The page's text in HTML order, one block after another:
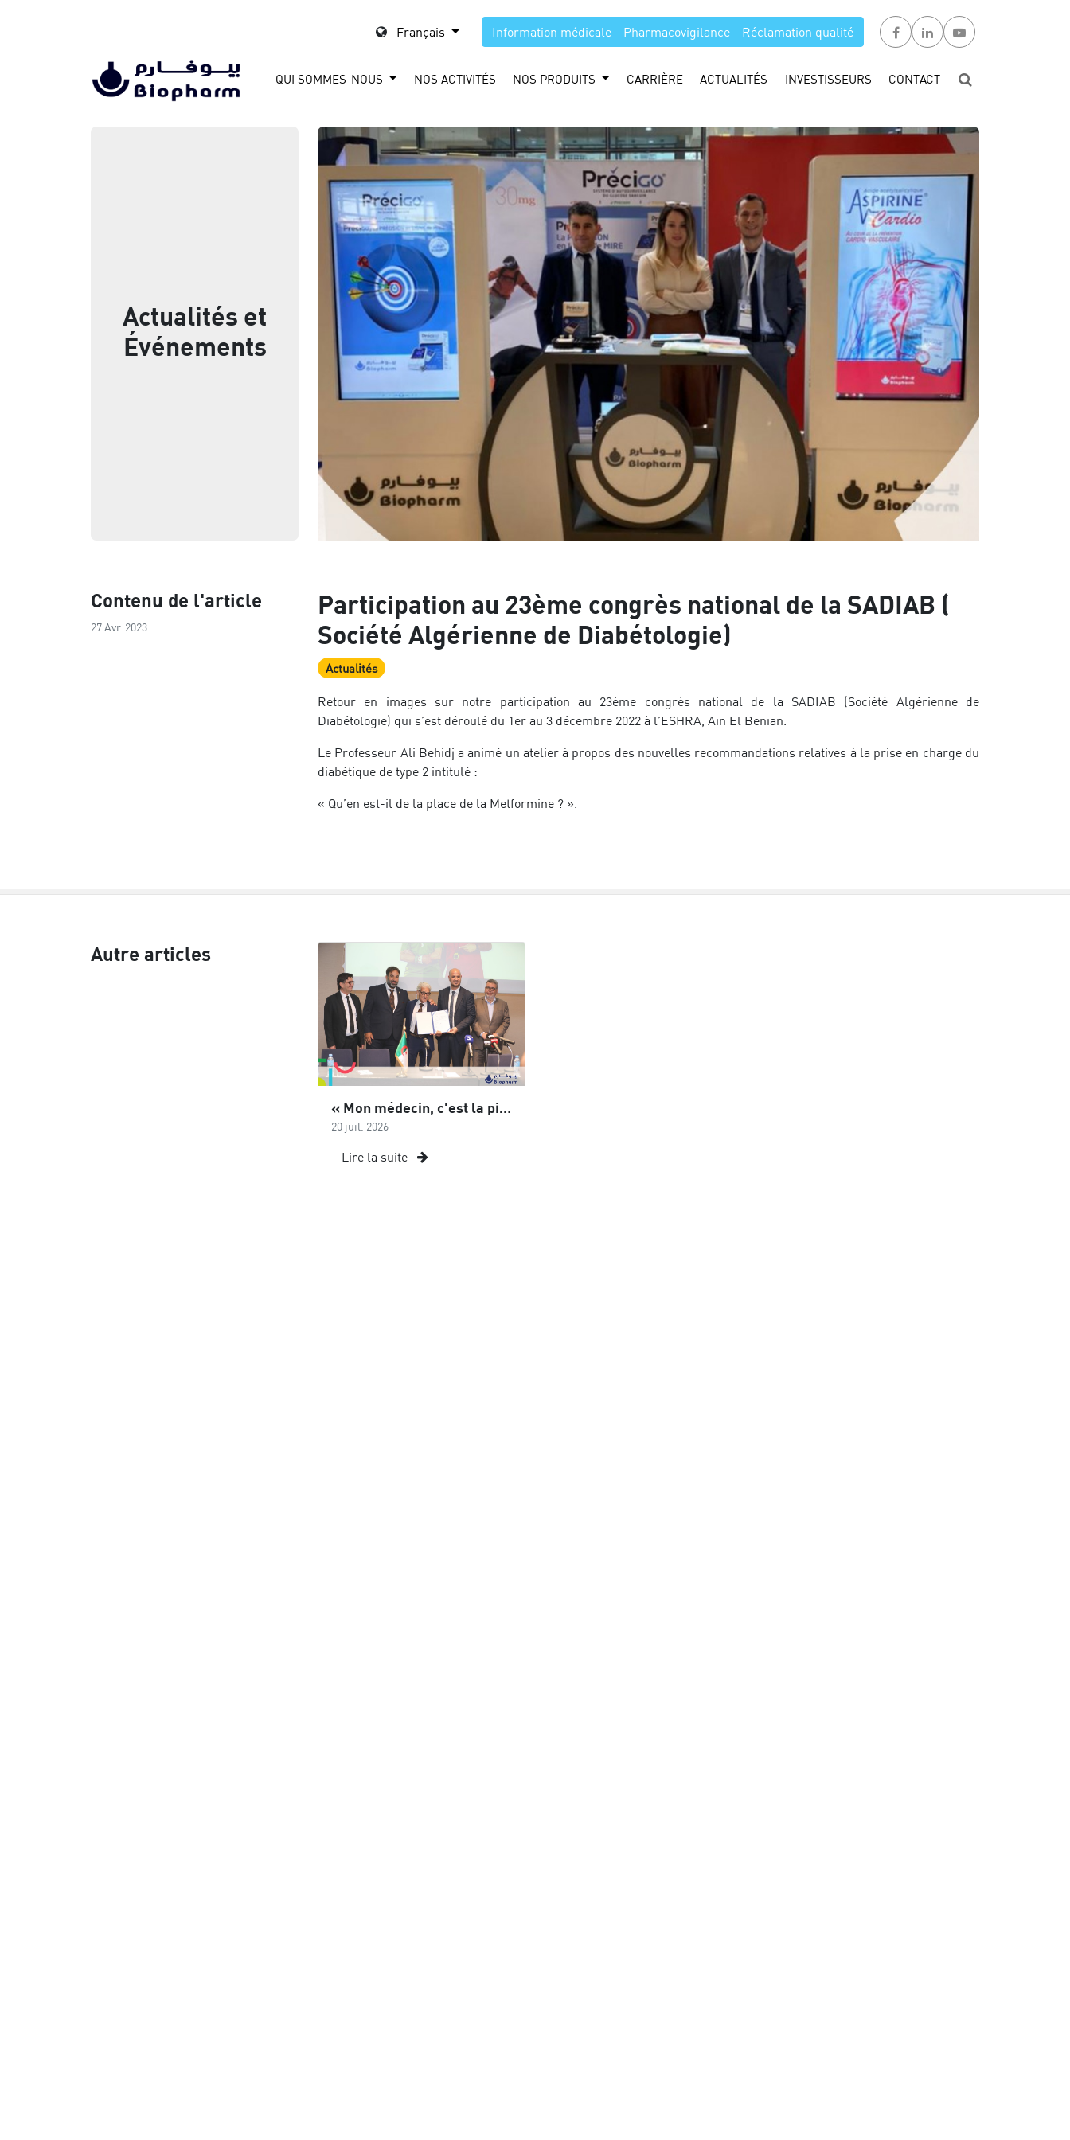
Français Information médicale - Pharmacovigilance - Réclamation qualité
QUI SOMMES-NOUS NOS ACTIVITÉS NOS PRODUITS CARRIÈRE ACTUALITÉS INVESTISSEURS CONTACT
Actualités et
Événements
Contenu de l'article
27 Avr. 2023
Participation au 23ème congrès national de la SADIAB (
Société Algérienne de Diabétologie)
Actualités
Retour en images sur notre participation au 23ème congrès national de la SADIAB (Société Algérienne de
Diabétologie) qui s’est déroulé du 1er au 3 décembre 2022 à l’ESHRA, Ain El Benian.
Le Professeur Ali Behidj a animé un atelier à propos des nouvelles recommandations relatives à la prise en charge du
diabétique de type 2 intitulé :
« Qu’en est-il de la place de la Metformine ? ».
Autre articles
« Mon médecin, c'est la piste » : Biopharm accompagne Abdelkader BENGUELLA dans son défi mondial
20 juil. 2026
Lire la suite